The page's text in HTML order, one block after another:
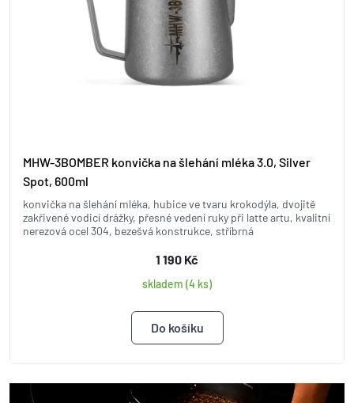
MHW-3BOMBER konvička na šlehání mléka 3.0, Silver
Spot, 600ml
konvička na šlehání mléka, hubice ve tvaru krokodýla, dvojitě
zakřivené vodicí drážky, přesné vedení ruky při latte artu, kvalitní
nerezová ocel 304, bezešvá konstrukce, stříbrná
1 190 Kč
skladem (4 ks)